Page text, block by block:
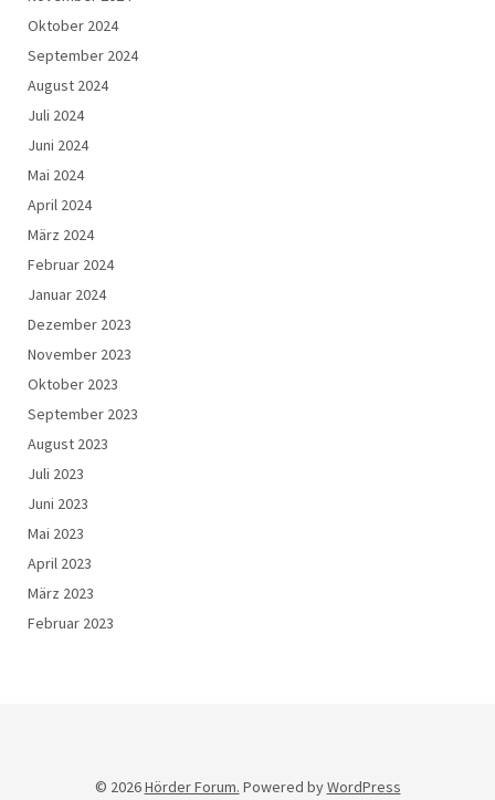
Oktober 2024
September 2024
August 2024
Juli 2024
Juni 2024
Mai 2024
April 2024
März 2024
Februar 2024
Januar 2024
Dezember 2023
November 2023
Oktober 2023
September 2023
August 2023
Juli 2023
Juni 2023
Mai 2023
April 2023
März 2023
Februar 2023
© 2026Hörder Forum. Powered byWordPress